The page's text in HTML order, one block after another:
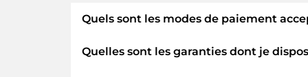
Quels sont les modes de paiement
Nous utilisons SEPA comme paiement
Quelles sont les garanties dont je